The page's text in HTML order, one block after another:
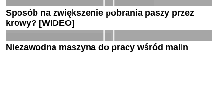
Sposób na zwiększenie pobrania paszy przez
krowy? [WIDEO]
Niezawodna maszyna do pracy wśród malin